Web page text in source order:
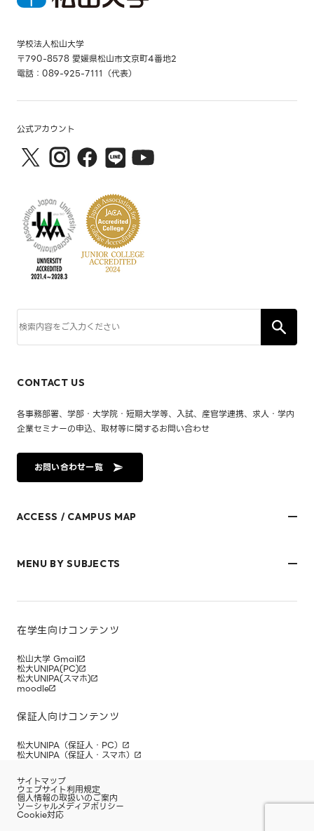
学校法人松山大学
〒790-8578 愛媛県松山市文京町4番地2
電話：089-925-7111（代表）
公式アカウント
CONTACT US
各事務部署、学部・大学院・短期大学等、入試、産官学連携、求人・学内
企業セミナーの申込、取材等に関するお問い合わせ
お問い合わせ一覧
ACCESS / CAMPUS MAP
御幸キャンパス(運動施設)
キャンパスマップ
MENU BY SUBJECTS
在学生・保護者のみなさま
研究者・企業のみなさま
在学生向けコンテンツ
松山大学 Gmail
松大UNIPA(PC)
松大UNIPA(スマホ)
moodle
保証人向けコンテンツ
松大UNIPA（保証人・PC）
松大UNIPA（保証人・スマホ）
サイトマップ
ウェブサイト利用規定
個人情報の取扱いのご案内
ソーシャルメディアポリシー
Cookie対応